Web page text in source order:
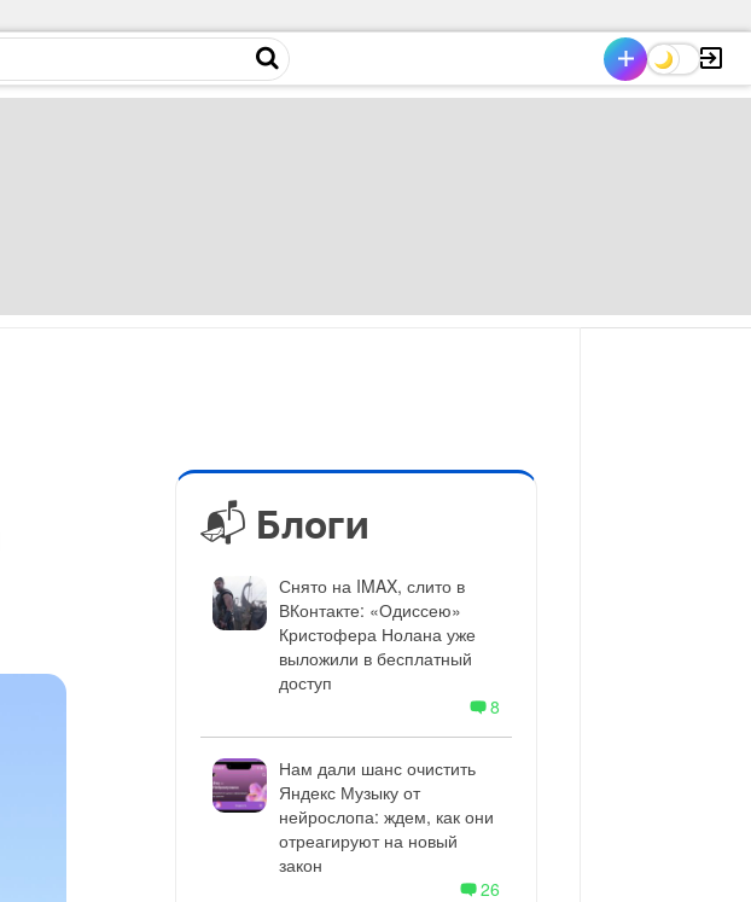
📬 Блоги
Снято на IMAX, слито в
ВКонтакте: «Одиссею»
Кристофера Нолана уже
выложили в бесплатный
доступ
8
Нам дали шанс очистить
Яндекс Музыку от
нейрослопа: ждем, как они
отреагируют на новый
закон
26